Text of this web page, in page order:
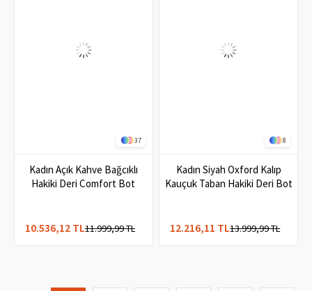
37
Kadın Açık Kahve Bağcıklı
Hakiki Deri Comfort Bot
10.536,12 TL11.999,99 TL
8
Kadın Siyah Oxford Kalıp
Kauçuk Taban Hakiki Deri Bot
12.216,11 TL13.999,99 TL